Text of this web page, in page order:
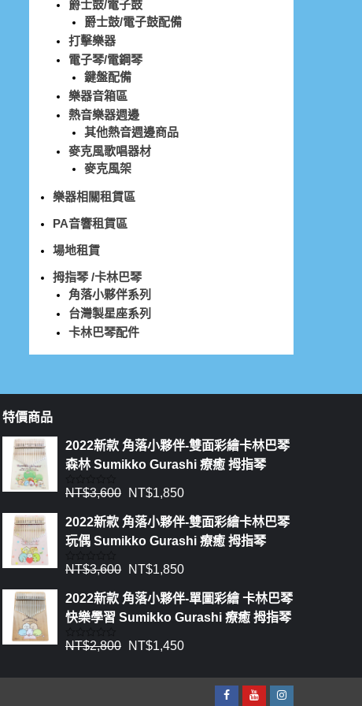
爵士鼓/電子鼓
爵士鼓/電子鼓配備
打擊樂器
電子琴/電鋼琴
鍵盤配備
樂器音箱區
熱音樂器週邊
其他熱音週邊商品
麥克風歌唱器材
麥克風架
樂器相關租賃區
PA音響租賃區
場地租賃
拇指琴 /卡林巴琴
角落小夥伴系列
台灣製星座系列
卡林巴琴配件
特價商品
2022新款 角落小夥伴-雙面彩繪卡林巴琴
森林 Sumikko Gurashi 療癒 拇指琴
評
滿
5
NT$3,600 NT$1,850
2022新款 角落小夥伴-雙面彩繪卡林巴琴
玩偶 Sumikko Gurashi 療癒 拇指琴
評
滿
5
NT$3,600 NT$1,850
2022新款 角落小夥伴-單圖彩繪 卡林巴琴
快樂學習 Sumikko Gurashi 療癒 拇指琴
評
NT$2,800 NT$1,450